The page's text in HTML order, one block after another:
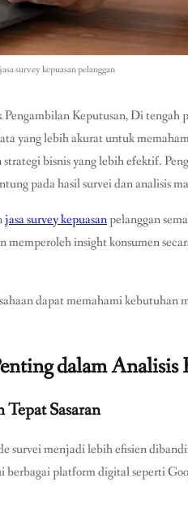
jasa survey kepuasan pelanggan
Keputusan, Di tengah
yang lebih akurat untuk
bisnis yang lebih efektif.
pada hasil survei dan analisis
jasa survey kepuasanpelanggan
memperoleh insight konsumen
dapat memahami kebutuhan
dalam Analisis
Sasaran
survei menjadi lebih efisien
platform digital seperti